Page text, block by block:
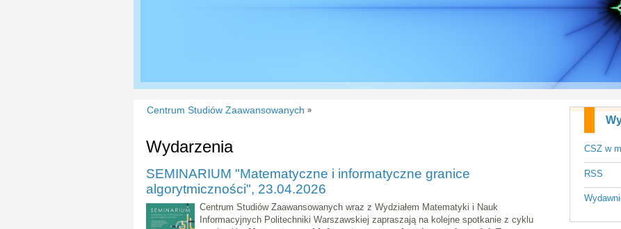
CSZ w
RSS
Centrum Studiów Zaawansowanych »
Wydarzenia
SEMINARIUM "Matematyczne i informatyczne granice
algorytmiczności", 23.04.2026
Centrum Studiów Zaawansowanych wraz z Wydziałem Matematyki i Nauk
Informacyjnych Politechniki Warszawskiej zapraszają na kolejne spotkanie z cyklu